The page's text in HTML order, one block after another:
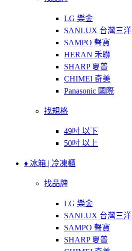
LG 樂金
SANLUX 台灣三洋
SAMPO 聲寶
HERAN 禾聯
SHARP 夏普
CHIMEI 奇美
Panasonic 國際
找規格
49吋 以下
50吋 以上
♦ 冰箱 | 冷凍櫃
找品牌
LG 樂金
SANLUX 台灣三洋
SAMPO 聲寶
SHARP 夏普